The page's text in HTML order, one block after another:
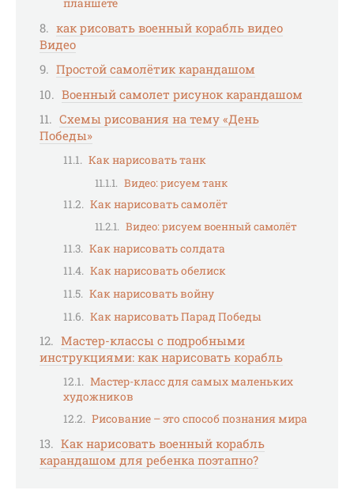
планшете
как рисовать военный корабль видео
Видео
Простой самолётик карандашом
Военный самолет рисунок карандашом
Схемы рисования на тему «День
Победы»
Как нарисовать танк
Видео: рисуем танк
Как нарисовать самолёт
Видео: рисуем военный самолёт
Как нарисовать солдата
Как нарисовать обелиск
Как нарисовать войну
Как нарисовать Парад Победы
Мастер-классы с подробными
инструкциями: как нарисовать корабль
Мастер-класс для самых маленьких
художников
Рисование – это способ познания мира
Как нарисовать военный корабль
карандашом для ребенка поэтапно?